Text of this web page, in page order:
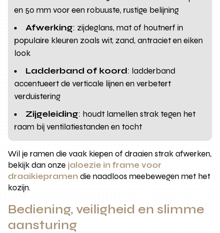
en 50 mm voor een robuuste, rustige belijning
Afwerking: zijdeglans, mat of houtnerf in
populaire kleuren zoals wit, zand, antraciet en eiken
look
Ladderband of koord: ladderband
accentueert de verticale lijnen en verbetert
verduistering
Zijgeleiding: houdt lamellen strak tegen het
raam bij ventilatiestanden en tocht
Wil je ramen die vaak kiepen of draaien strak afwerken,
bekijk dan onze jaloezie in frame voor
draaikiepramen die naadloos meebewegen met het
kozijn.
Bediening, veiligheid en slimme
aansturing